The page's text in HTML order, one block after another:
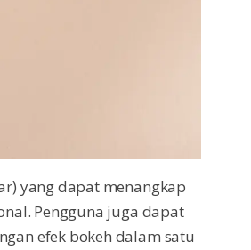
yang dapat menangkap
Pengguna juga dapat
efek bokeh dalam satu